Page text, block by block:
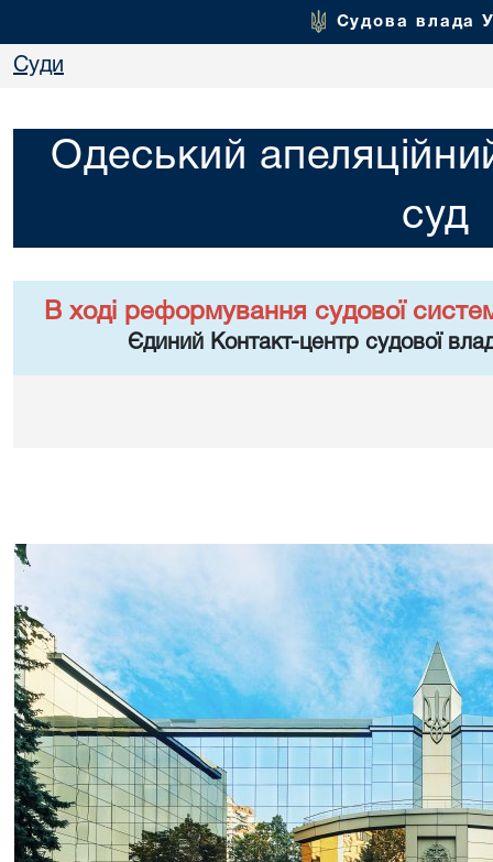
Судова влада
Суди
Одеський
суд
В ході реформування судової
Єдиний Контакт-центр судової